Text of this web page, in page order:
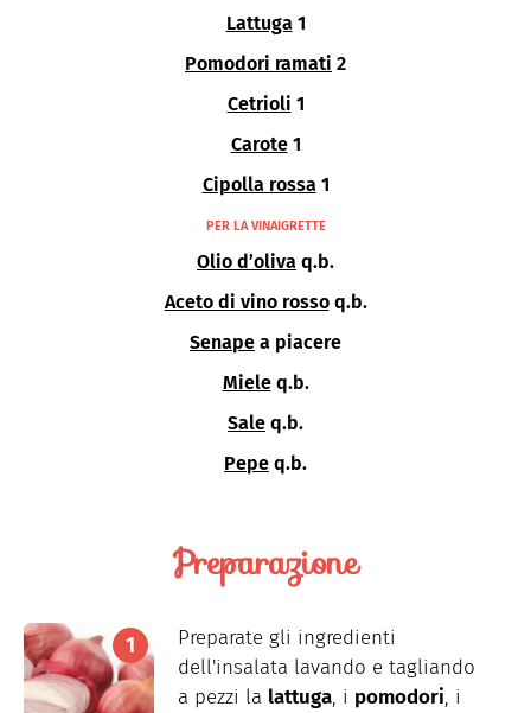
Lattuga 1
Pomodori ramati 2
Cetrioli 1
Carote 1
Cipolla rossa 1
PER LA VINAIGRETTE
Olio d’oliva q.b.
Aceto di vino rosso q.b.
Senape a piacere
Miele q.b.
Sale q.b.
Pepe q.b.
Preparazione
Preparate gli ingredienti
dell'insalata lavando e tagliando
a pezzi la lattuga, i pomodori, i